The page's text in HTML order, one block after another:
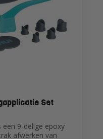
Set
een 9-delige epoxy
afwerken van